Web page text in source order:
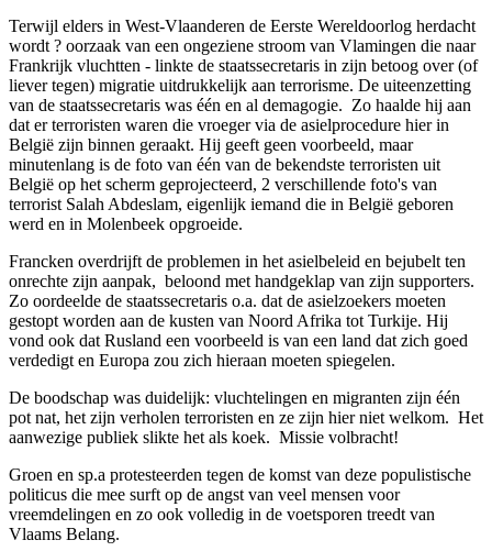
Terwijl elders in West-Vlaanderen de Eerste Wereldoorlog herdacht
wordt ? oorzaak van een ongeziene stroom van Vlamingen die naar
Frankrijk vluchtten - linkte de staatssecretaris in zijn betoog over (of
liever tegen) migratie uitdrukkelijk aan terrorisme. De uiteenzetting
van de staatssecretaris was één en al demagogie. Zo haalde hij aan
dat er terroristen waren die vroeger via de asielprocedure hier in
België zijn binnen geraakt. Hij geeft geen voorbeeld, maar
minutenlang is de foto van één van de bekendste terroristen uit
België op het scherm geprojecteerd, 2 verschillende foto's van
terrorist Salah Abdeslam, eigenlijk iemand die in België geboren
werd en in Molenbeek opgroeide.
Francken overdrijft de problemen in het asielbeleid en bejubelt ten
onrechte zijn aanpak, beloond met handgeklap van zijn supporters.
Zo oordeelde de staatssecretaris o.a. dat de asielzoekers moeten
gestopt worden aan de kusten van Noord Afrika tot Turkije. Hij
vond ook dat Rusland een voorbeeld is van een land dat zich goed
verdedigt en Europa zou zich hieraan moeten spiegelen.
De boodschap was duidelijk: vluchtelingen en migranten zijn één
pot nat, het zijn verholen terroristen en ze zijn hier niet welkom. Het
aanwezige publiek slikte het als koek. Missie volbracht!
Groen en sp.a protesteerden tegen de komst van deze populistische
politicus die mee surft op de angst van veel mensen voor
vreemdelingen en zo ook volledig in de voetsporen treedt van
Vlaams Belang.